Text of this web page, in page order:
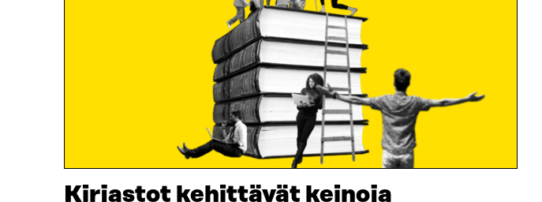
Kirjastot kehittävät keinoja